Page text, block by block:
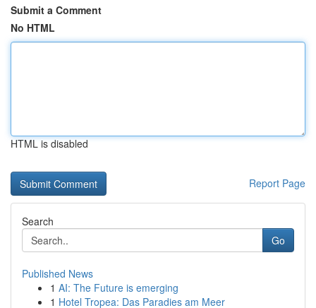
Submit a Comment
No HTML
HTML is disabled
Report Page
Search
Go
Published News
1 AI: The Future is emerging
1 Hotel Tropea: Das Paradies am Meer